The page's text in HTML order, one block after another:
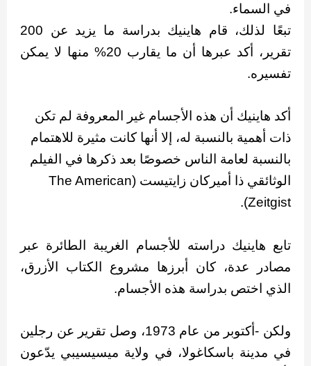
في السماء.
تبعًا لذلك، قام هاينيك بدراسة ما يزيد عن 200
تقرير، أكد عبرها أن ما يقارب 20% منها لا يمكن
تفسيره.
أكد هاينيك أن هذه الأجسام غير المعروفة لم تكن
ذات أهمية بالنسبة له، إلا أنها كانت مثيرة للاهتمام
بالنسبة لعامة الناس خصوصًا بعد ذكرها في الفيلم
الوثائقي ذا أميركان زايتيست (The American
Zeitgist).
تابع هاينيك دراسته للأجسام الغريبة الطائرة عبر
مصادر عدة، كان أبرزها مشروع الكتاب الأزرق،
الذي اختص بدراسة هذه الأجسام.
ولكن -أكتوبر من عام 1973، وصل تقرير عن رجلين
في مدينة باسكاغولا، في ولاية ميسيسيبي يدّعون